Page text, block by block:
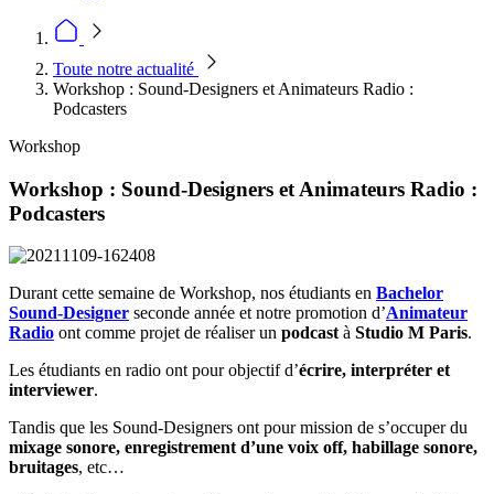
Toute notre actualité
Workshop : Sound-Designers et Animateurs Radio :
Podcasters
Workshop
Workshop : Sound-Designers et Animateurs Radio :
Podcasters
Durant cette semaine de Workshop, nos étudiants en Bachelor
Sound-Designer seconde année et notre promotion d’Animateur
Radio ont comme projet de réaliser un podcastà Studio M Paris.
Les étudiants en radio ont pour objectif d’écrire, interpréter et
interviewer.
Tandis que les Sound-Designers ont pour mission de s’occuper du
mixage sonore, enregistrement d’une voix off, habillage sonore,
bruitages, etc…